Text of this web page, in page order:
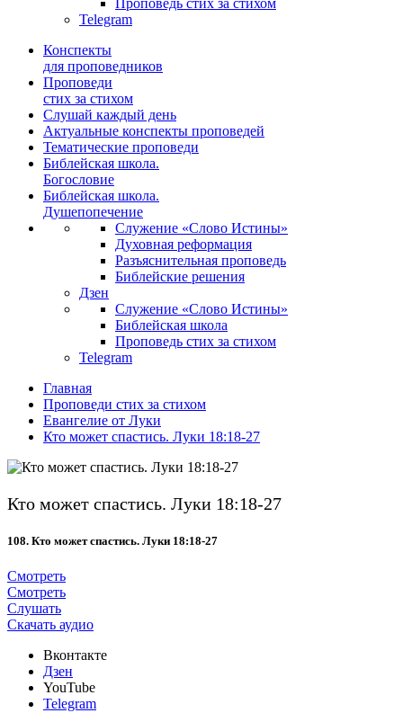
Проповедь стих за стихом
Telegram
Конспекты
для проповедников
Проповеди
стих за стихом
Слушай каждый день
Актуальные конспекты проповедей
Тематические проповеди
Библейская школа.
Богословие
Библейская школа.
Душепопечение
Служение «Слово Истины»
Духовная реформация
Разъяснительная проповедь
Библейские решения
Дзен
Служение «Слово Истины»
Библейская школа
Проповедь стих за стихом
Telegram
Главная
Проповеди стих за стихом
Евангелие от Луки
Кто может спастись. Луки 18:18-27
Кто может спастись. Луки 18:18-27
108. Кто может спастись. Луки 18:18-27
Смотреть
Смотреть
Слушать
Скачать аудио
Вконтакте
Дзен
YouTube
Telegram